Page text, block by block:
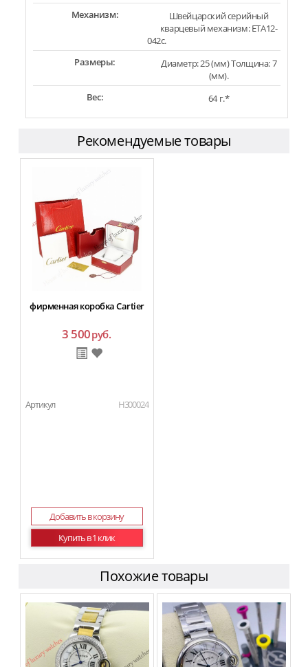
Механизм:
Швейцарский серийный
кварцевый механизм: ETA12-
042c.
Размеры:
Диаметр: 25 (мм) Толщина: 7
(мм).
Вес:
64 г.*
Рекомендуемые товары
фирменная коробка Cartier
3 500руб.
Артикул H300024
Добавить в корзину
Купить в 1 клик
Похожие товары